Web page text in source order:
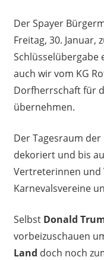
Der Spayer
Freitag, 30. Januar,
Schlüsselübergabe
auch wir vom KG
Dorfherrschaft für
übernehmen.
Der Tagesraum
dekoriert und bis
Vertreterinnen und
Karnevalsvereine
Selbst Donald
vorbeizuschauen
Land doch noch